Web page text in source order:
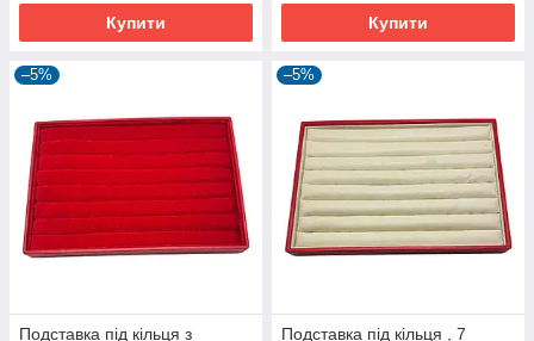
Купити Купити
–5%
Подставка під кільця з
–5%
Подставка під кільця , 7